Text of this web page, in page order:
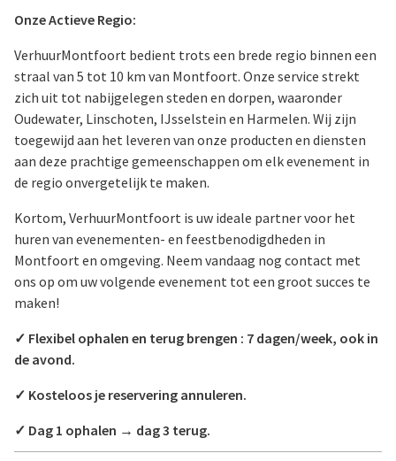
Onze Actieve Regio:
VerhuurMontfoort bedient trots een brede regio binnen een
straal van 5 tot 10 km van Montfoort. Onze service strekt
zich uit tot nabijgelegen steden en dorpen, waaronder
Oudewater, Linschoten, IJsselstein en Harmelen. Wij zijn
toegewijd aan het leveren van onze producten en diensten
aan deze prachtige gemeenschappen om elk evenement in
de regio onvergetelijk te maken.
Kortom, VerhuurMontfoort is uw ideale partner voor het
huren van evenementen- en feestbenodigdheden in
Montfoort en omgeving. Neem vandaag nog contact met
ons op om uw volgende evenement tot een groot succes te
maken!
✓ Flexibel ophalen en terug brengen : 7 dagen/week, ook in
de avond.
✓ Kosteloos je reservering annuleren.
✓ Dag 1 ophalen → dag 3 terug.